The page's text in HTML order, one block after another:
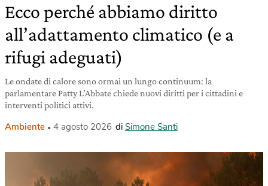
Ecco perché abbiamo diritto
all’adattamento climatico (e a
rifugi adeguati)
Le ondate di calore sono ormai un lungo continuum: la
parlamentare Patty L’Abbate chiede nuovi diritti per i cittadini e
interventi politici attivi.
Ambiente 4 agosto 2026 di Simone Santi